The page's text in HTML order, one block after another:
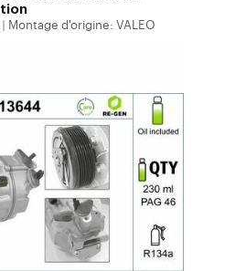
Montage d'origine: VALEO